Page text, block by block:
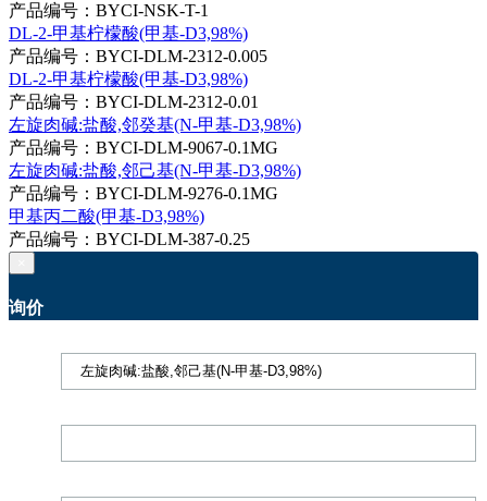
产品编号：BYCI-NSK-T-1
DL-2-甲基柠檬酸(甲基-D3,98%)
产品编号：BYCI-DLM-2312-0.005
DL-2-甲基柠檬酸(甲基-D3,98%)
产品编号：BYCI-DLM-2312-0.01
左旋肉碱:盐酸,邻癸基(N-甲基-D3,98%)
产品编号：BYCI-DLM-9067-0.1MG
左旋肉碱:盐酸,邻己基(N-甲基-D3,98%)
产品编号：BYCI-DLM-9276-0.1MG
甲基丙二酸(甲基-D3,98%)
产品编号：BYCI-DLM-387-0.25
询价